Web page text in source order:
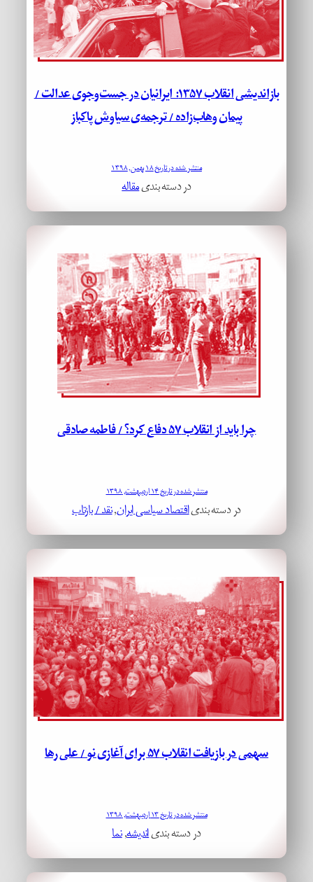
بازاندیشی انقلاب ۱۳۵۷: ایرانیان در جست‌وجوی عدالت /
پیمان وهاب‌زاده / ترجمه‌ی سیاوش پاکباز
منتشر شده در تاریخ ۱۸ بهمن, ۱۳۹۸
در دسته بندیمقاله
چرا باید از انقلاب ۵۷ دفاع کرد؟ / فاطمه صادقی
منتشر شده در تاریخ ۱۴ اردیبهشت, ۱۳۹۸
در دسته بندیاقتصاد سیاسی ایران, نقد / بازتاب
سهمی در بازیافت انقلاب ۵۷ برای آغازی نو / علی رها
منتشر شده در تاریخ ۱۳ اردیبهشت, ۱۳۹۸
در دسته بندیاندیشه, نما